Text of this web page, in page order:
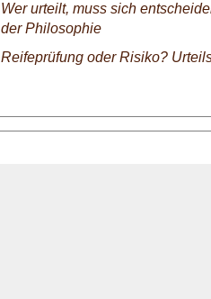
Wer urteilt, muss sich
der Philosophie
Reifeprüfung oder Risiko?